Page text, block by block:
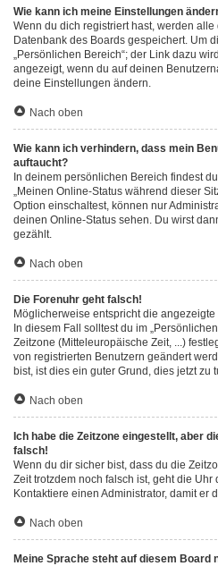
Wie kann ich meine Einstellungen
Wenn du dich registriert hast, werden
Datenbank des Boards gespeichert. Um
„Persönlichen Bereich“; der Link dazu
angezeigt, wenn du auf deinen
deine Einstellungen ändern.
Nach oben
Wie kann ich verhindern, dass mein
auftaucht?
In deinem persönlichen Bereich findest
„Meinen Online-Status während dieser
Option einschaltest, können nur
deinen Online-Status sehen. Du wirst
gezählt.
Nach oben
Die Forenuhr geht falsch!
Möglicherweise entspricht die
In diesem Fall solltest du im
Zeitzone (Mitteleuropäische Zeit, ...)
von registrierten Benutzern geändert
bist, ist dies ein guter Grund, dies jetzt zu
Nach oben
Ich habe die Zeitzone eingestellt, aber
falsch!
Wenn du dir sicher bist, dass du die
Zeit trotzdem noch falsch ist, geht die
Kontaktiere einen Administrator, damit er
Nach oben
Meine Sprache steht auf diesem Board